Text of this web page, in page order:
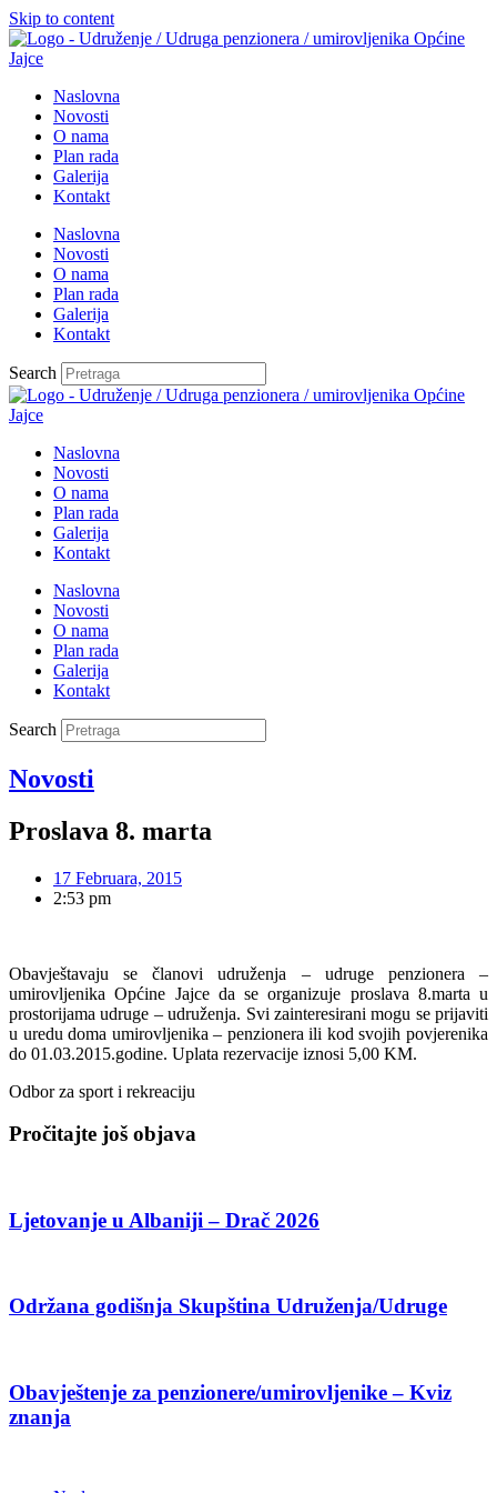
Skip to content
Naslovna
Novosti
O nama
Plan rada
Galerija
Kontakt
Naslovna
Novosti
O nama
Plan rada
Galerija
Kontakt
Search
Naslovna
Novosti
O nama
Plan rada
Galerija
Kontakt
Naslovna
Novosti
O nama
Plan rada
Galerija
Kontakt
Search
Novosti
Proslava 8. marta
17 Februara, 2015
2:53 pm
Obavještavaju se članovi udruženja – udruge penzionera –
umirovljenika Općine Jajce da se organizuje proslava 8.marta u
prostorijama udruge – udruženja. Svi zainteresirani mogu se prijaviti
u uredu doma umirovljenika – penzionera ili kod svojih povjerenika
do 01.03.2015.godine. Uplata rezervacije iznosi 5,00 KM.
Odbor za sport i rekreaciju
Pročitajte još objava
Ljetovanje u Albaniji – Drač 2026
Održana godišnja Skupština Udruženja/Udruge
Obavještenje za penzionere/umirovljenike – Kviz
znanja